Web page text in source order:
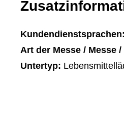
Kundendienstsprachen:
Art der Messe / Messe /
Untertyp: